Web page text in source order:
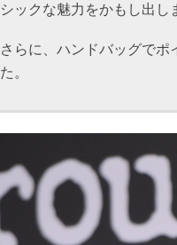
シックな魅力をかもし出し
さらに、ハンドバッグでポ
た。